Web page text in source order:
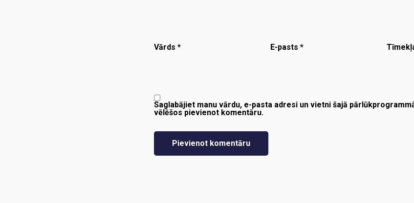
Vārds * E-pasts *
Saglabājiet manu vārdu, e-pasta adresi un vietni šajā
vēlēšos pievienot komentāru.